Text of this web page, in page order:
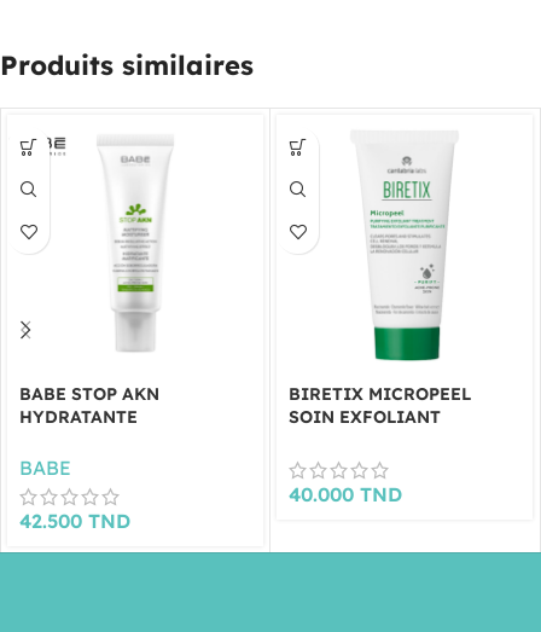
Produits similaires
BABE STOP AKN
HYDRATANTE
BABE
42.500 TND
BIRETIX MICROPEEL
SOIN EXFOLIANT
40.000 TND